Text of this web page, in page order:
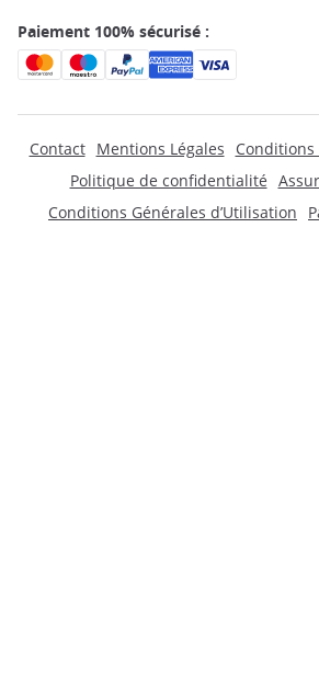
Paiement 100% sécurisé :
Contact Mentions Légales
Conditions
Politique de confidentialité
Conditions Générales d’Utilisation